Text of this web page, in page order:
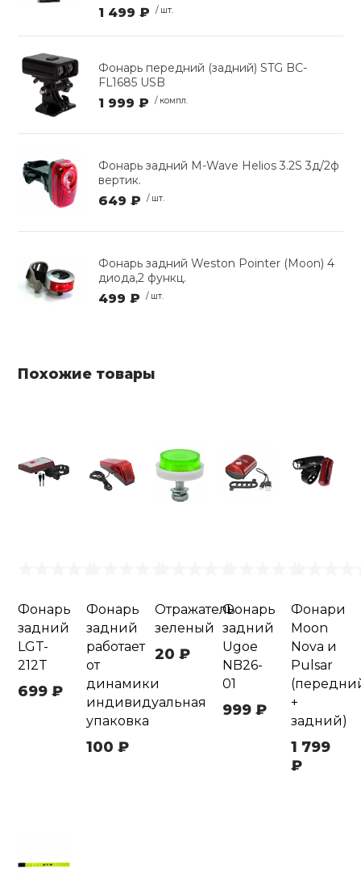
1 499 ₽ / шт.
Фонарь передний (задний) STG BC-
FL1685 USB
1 999 ₽ / компл.
Фонарь задний M-Wave Helios 3.2S 3д/2ф
вертик.
649 ₽ / шт.
Фонарь задний Weston Pointer (Moon) 4
диода,2 функц.
499 ₽ / шт.
Похожие товары
Фонарь
задний
LGT-
212T
699 ₽
Фонарь
задний
работает
от
динамики
индивидуальная
упаковка
100 ₽
Отражатель
зеленый
20 ₽
Фонарь
задний
Ugoe
NB26-
01
999 ₽
Фонари
Moon
Nova и
Pulsar
+
задний)
1 799
₽